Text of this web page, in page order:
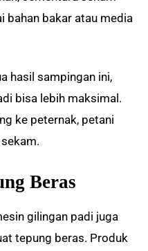
bahan bakar atau media
hasil sampingan ini,
bisa lebih maksimal.
ke peternak, petani
Beras
gilingan padi juga
tepung beras. Produk